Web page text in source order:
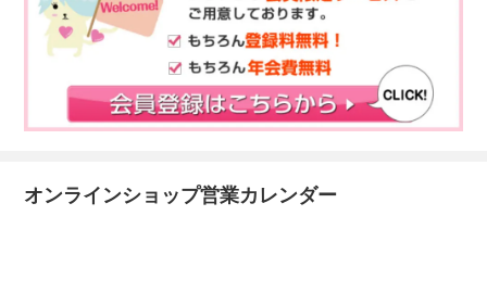
オンラインショップ営業カレンダー